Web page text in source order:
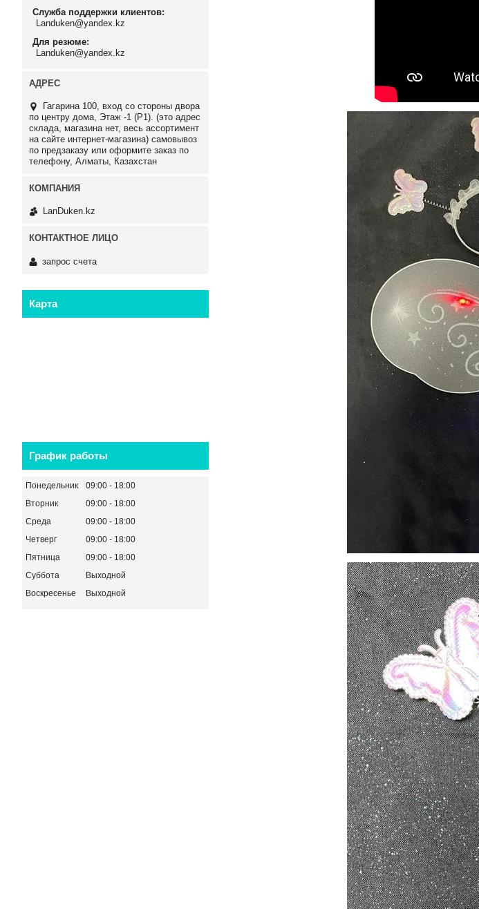
Служба поддержки клиентов
Landuken@yandex.kz
Для резюме
Landuken@yandex.kz
Гагарина 100, вход со стороны двора
по центру дома, Этаж -1 (P1). (это адрес
склада, магазина нет, весь ассортимент
на сайте интернет-магазина) самовывоз
по предзаказу или оформите заказ по
телефону, Алматы, Казахстан
LanDuken.kz
запрос счета
Карта
График работы
Понедельник 09:00
18:00
Вторник
09:00
18:00
Среда
09:00
18:00
Четверг
09:00
18:00
Пятница
09:00
18:00
Суббота
Выходной
Воскресенье
Выходной